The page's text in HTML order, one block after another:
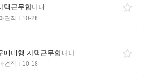
택근무합니다
견직 10-28
매대행 자택근무합니다
견직 10-18